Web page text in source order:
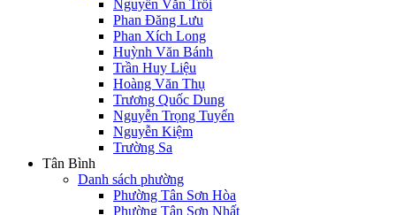
Nguyễn Văn Trỗi
Phan Đăng Lưu
Phan Xích Long
Huỳnh Văn Bánh
Trần Huy Liệu
Hoàng Văn Thụ
Trương Quốc Dung
Nguyễn Trọng Tuyển
Nguyễn Kiệm
Trường Sa
Tân Bình
Danh sách phường
Phường Tân Sơn Hòa
Phường Tân Sơn Nhất